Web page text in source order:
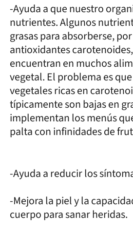
-Ayuda a que nuestro
nutrientes. Algunos
grasas para absorberse,
antioxidantes
encuentran en muchos
vegetal. El problema es
vegetales ricas en
típicamente son bajas en
implementan los menús
palta con infinidades de
-Ayuda a reducir los
-Mejora la piel y la
cuerpo para sanar heridas.